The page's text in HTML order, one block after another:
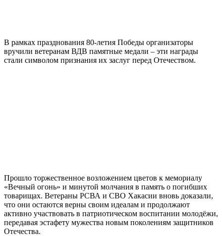
В рамках празднования 80-летия Победы организаторы
вручили ветеранам ВДВ памятные медали – эти награды
стали символом признания их заслуг перед Отечеством.
Прошло торжественное возложением цветов к мемориалу
«Вечный огонь» и минутой молчания в память о погибших
товарищах. Ветераны РСВА и СВО Хакасии вновь доказали,
что они остаются верны своим идеалам и продолжают
активно участвовать в патриотическом воспитании молодёжи,
передавая эстафету мужества новым поколениям защитников
Отечества.